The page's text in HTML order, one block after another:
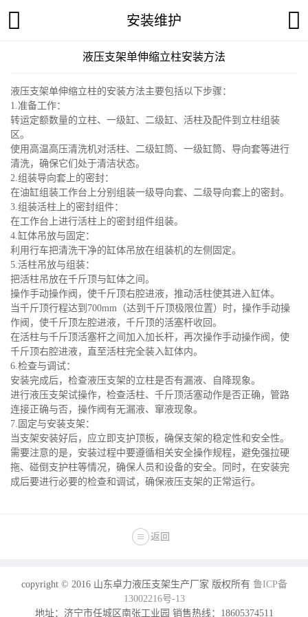
安装维护
液压支架单伸缩立柱安装方法
液压支架单伸缩立柱的安装方法主要包括以下步骤：
1.准备工作：
转运定额数量的立柱、一级缸、二级缸、活柱及配件到立柱组装
区。
使用高温高压清洗机对活柱、二级缸筒、一级缸筒、导向套等进行
清洗，确保它们处于清洁状态。
2.组装导向套上的密封：
在油缸组装工作台上分别组装一级导向套、二级导向套上的密封。
3.组装活柱上的密封组件：
在工作台上进行活柱上的密封组件组装。
4.缸体吊放与固定：
利用行车把清洗干净的缸体吊放在组装机的左侧固定。
5.活柱吊放与组装：
把活柱吊放在千斤顶与缸体之间。
操作手动操作阀，使千斤顶右腔进液，推动活柱使其进入缸体。
当千斤顶行程达到700mm（达到千斤顶极限位置）时，操作手动操
作阀，使千斤顶左腔进液，千斤顶的活塞杆收回。
在活柱与千斤顶活塞杆之间加入加长杆，再次操作手动操作阀，使
千斤顶右腔进液，直至活柱完全装入缸体内。
6.检查与调试：
安装完成后，检查液压支架的立柱是否有漏液、自降现象。
进行液压支架试操作，检查活柱、千斤顶活塞动作是否正确，管路
连接正确与否，操作阀有无漏液、窜液现象。
7.固定与安装支架：
当支架安装好后，应立即支护顶板，确保支架的稳定性和安全性。
需要注意的是，安装过程中要遵循相关安全操作规程，避免强拉硬
拖、碰倒支护柱等情况，确保人员和设备的安全。同时，在安装完
成后要进行必要的检查和调试，确保液压支架的正常运行。
返回
copyright © 2016 山东卓力液压支架生产厂家 版权所有 鲁ICP备
13002216号-13
地址：济宁市任城区南张工业园 销售热线：18605374511